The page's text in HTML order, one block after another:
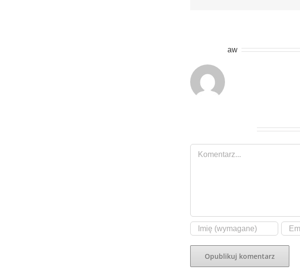
aw
Comment